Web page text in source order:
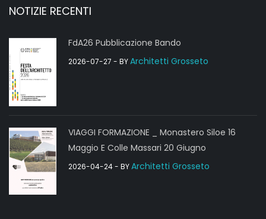
NOTIZIE RECENTI
FdA26 Pubblicazione Bando
2026-07-27 - BYArchitetti Grosseto
VIAGGI FORMAZIONE _ Monastero Siloe 16
Maggio E Colle Massari 20 Giugno
2026-04-24- BYArchitetti Grosseto